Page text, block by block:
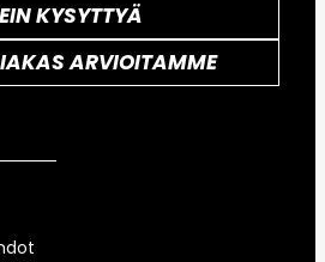
KYSYTTYÄ
ARVIOITAMME